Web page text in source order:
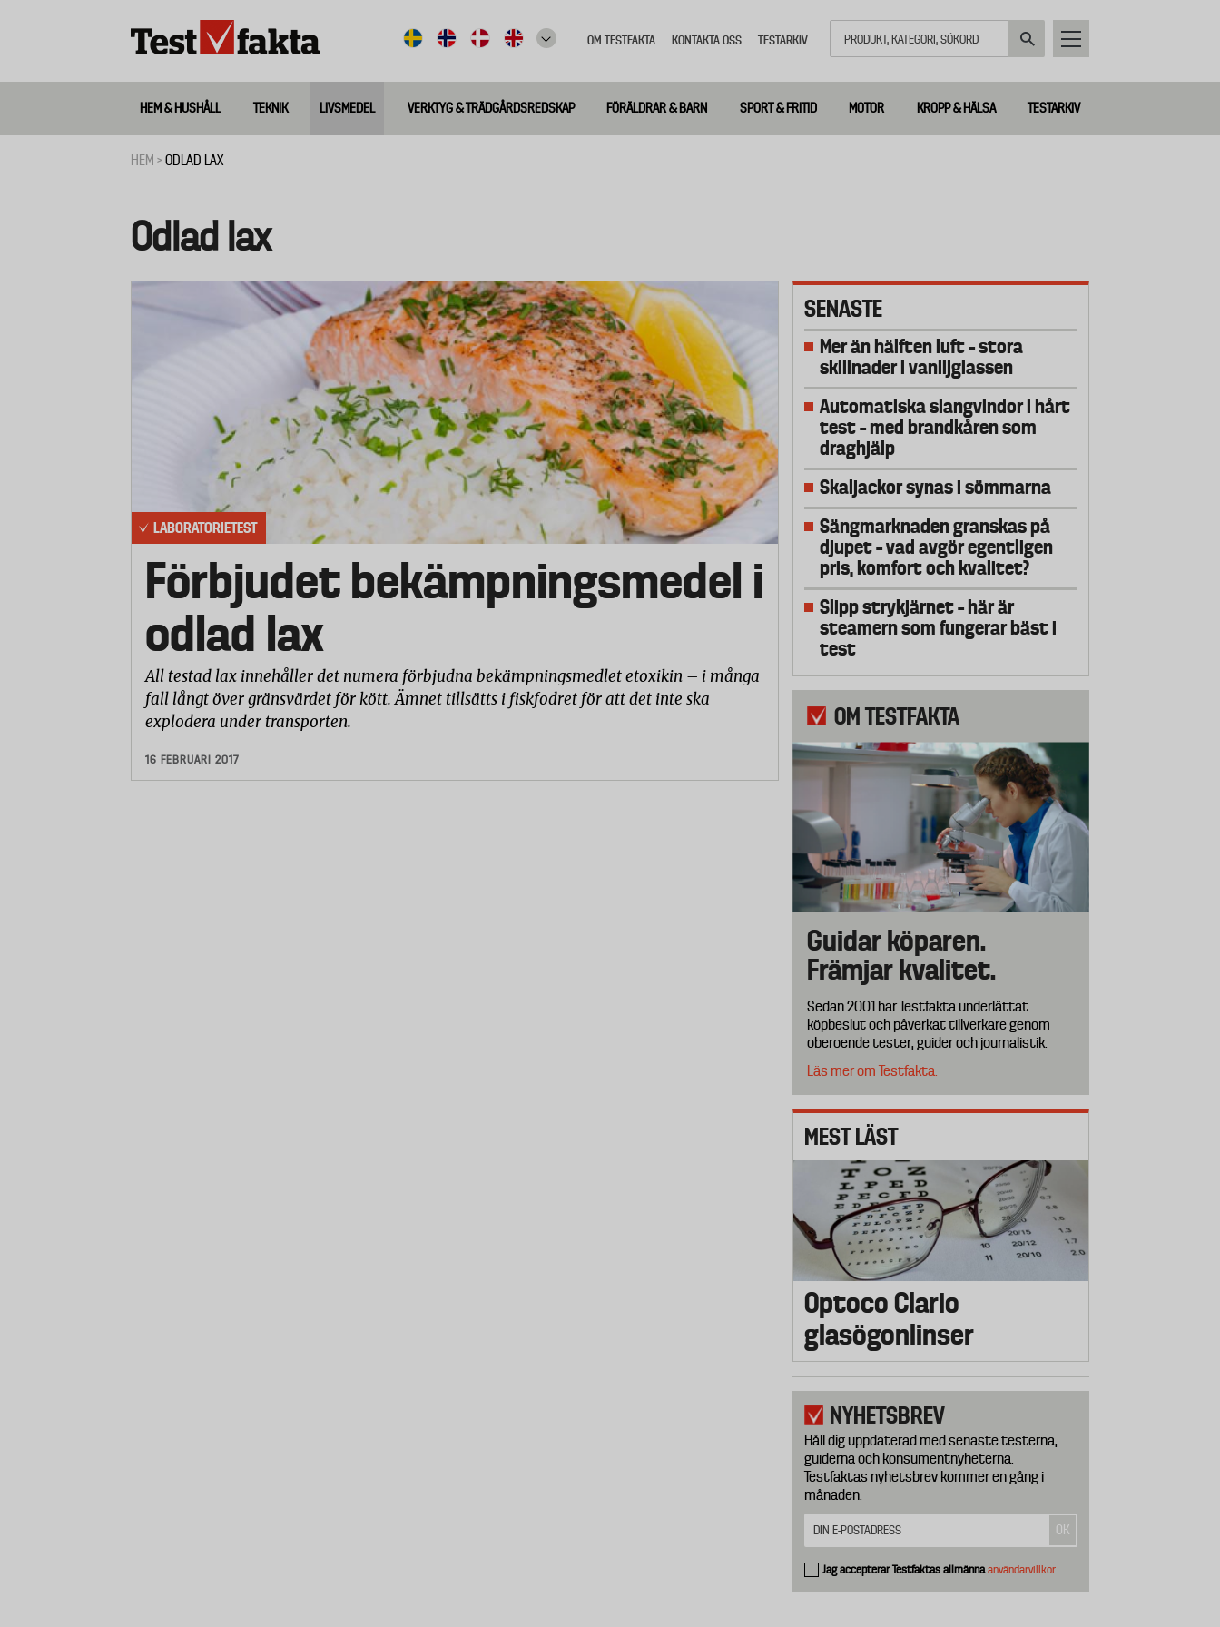
meny
OM TESTFAKTA KONTAKTA OSS TESTARKIV
Huvudmeny
ny
HEM & HUSHÅLL TEKNIK LIVSMEDEL VERKTYG & TRÄDGÅRDSREDSKAP FÖRÄLDRAR & BARN SPORT & FRITID MOTOR KROPP & HÄLSA TESTARKIV
HEM ODLAD LAX
Odlad lax
LABORATORIETEST
Förbjudet bekämpningsmedel i
odlad lax
All testad lax innehåller det numera förbjudna bekämpningsmedlet etoxikin – i många
fall långt över gränsvärdet för kött. Ämnet tillsätts i fiskfodret för att det inte ska
explodera under transporten.
16 FEBRUARI 2017
SENASTE
Mer än hälften luft – stora
skillnader i vaniljglassen
Automatiska slangvindor i hårt
test – med brandkåren som
draghjälp
Skaljackor synas i sömmarna
Sängmarknaden granskas på
djupet – vad avgör egentligen
pris, komfort och kvalitet?
Slipp strykjärnet – här är
steamern som fungerar bäst i
test
OM TESTFAKTA
Guidar köparen.
Främjar kvalitet.
Sedan 2001 har Testfakta underlättat
köpbeslut och påverkat tillverkare genom
oberoende tester, guider och journalistik.
Läs mer om Testfakta.
MEST LÄST
Optoco Clario
glasögonlinser
NYHETSBREV
Håll dig uppdaterad med senaste testerna,
guiderna och konsumentnyheterna.
Testfaktas nyhetsbrev kommer en gång i
månaden.
Jag accepterar Testfaktas allmännaanvändarvillkor